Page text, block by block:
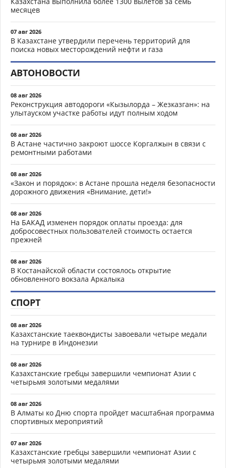
месяцев
07 авг 2026
В Казахстане утвердили перечень территорий для
поиска новых месторождений нефти и газа
АВТОНОВОСТИ
08 авг 2026
Реконструкция автодороги «Кызылорда – Жезказган»: на
улытауском участке работы идут полным ходом
08 авг 2026
В Астане частично закроют шоссе Коргалжын в связи с
ремонтными работами
08 авг 2026
«Закон и порядок»: в Астане прошла неделя безопасности
дорожного движения «Внимание, дети!»
08 авг 2026
На БАКАД изменен порядок оплаты проезда: для
добросовестных пользователей стоимость остается
прежней
08 авг 2026
В Костанайской области состоялось открытие
обновленного вокзала Аркалыка
СПОРТ
08 авг 2026
Казахстанские таеквондисты завоевали четыре медали
на турнире в Индонезии
08 авг 2026
Казахстанские гребцы завершили чемпионат Азии с
четырьмя золотыми медалями
08 авг 2026
В Алматы ко Дню спорта пройдет масштабная программа
спортивных мероприятий
07 авг 2026
Казахстанские гребцы завершили чемпионат Азии с
четырьмя золотыми медалями